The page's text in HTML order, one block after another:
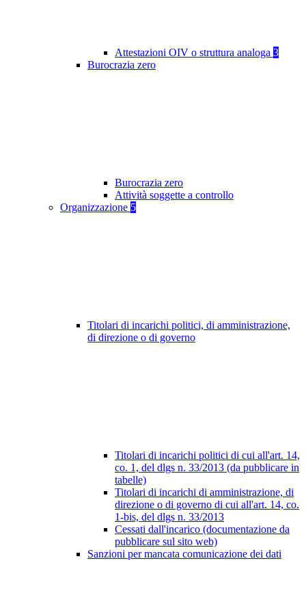
Attestazioni OIV o struttura analoga 3
Burocrazia zero
Burocrazia zero
Attività soggette a controllo
Organizzazione 5
Titolari di incarichi politici, di amministrazione,
di direzione o di governo
Titolari di incarichi politici di cui all'art. 14,
co. 1, del dlgs n. 33/2013 (da pubblicare in
tabelle)
Titolari di incarichi di amministrazione, di
direzione o di governo di cui all'art. 14, co.
1-bis, del dlgs n. 33/2013
Cessati dall'incarico (documentazione da
pubblicare sul sito web)
Sanzioni per mancata comunicazione dei dati